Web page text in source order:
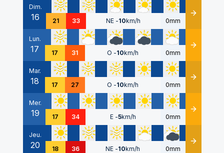
Dim.
16 21 33 NE -10km/h 0mm Détails
Lun.
17 17 31 O -10km/h 0mm Détails
Mar.
18 17 27 O -10km/h 0mm Détails
Mer.
19 17 34 E -5km/h 0mm Détails
Jeu.
20 18 36 NE -10km/h 0mm Détails